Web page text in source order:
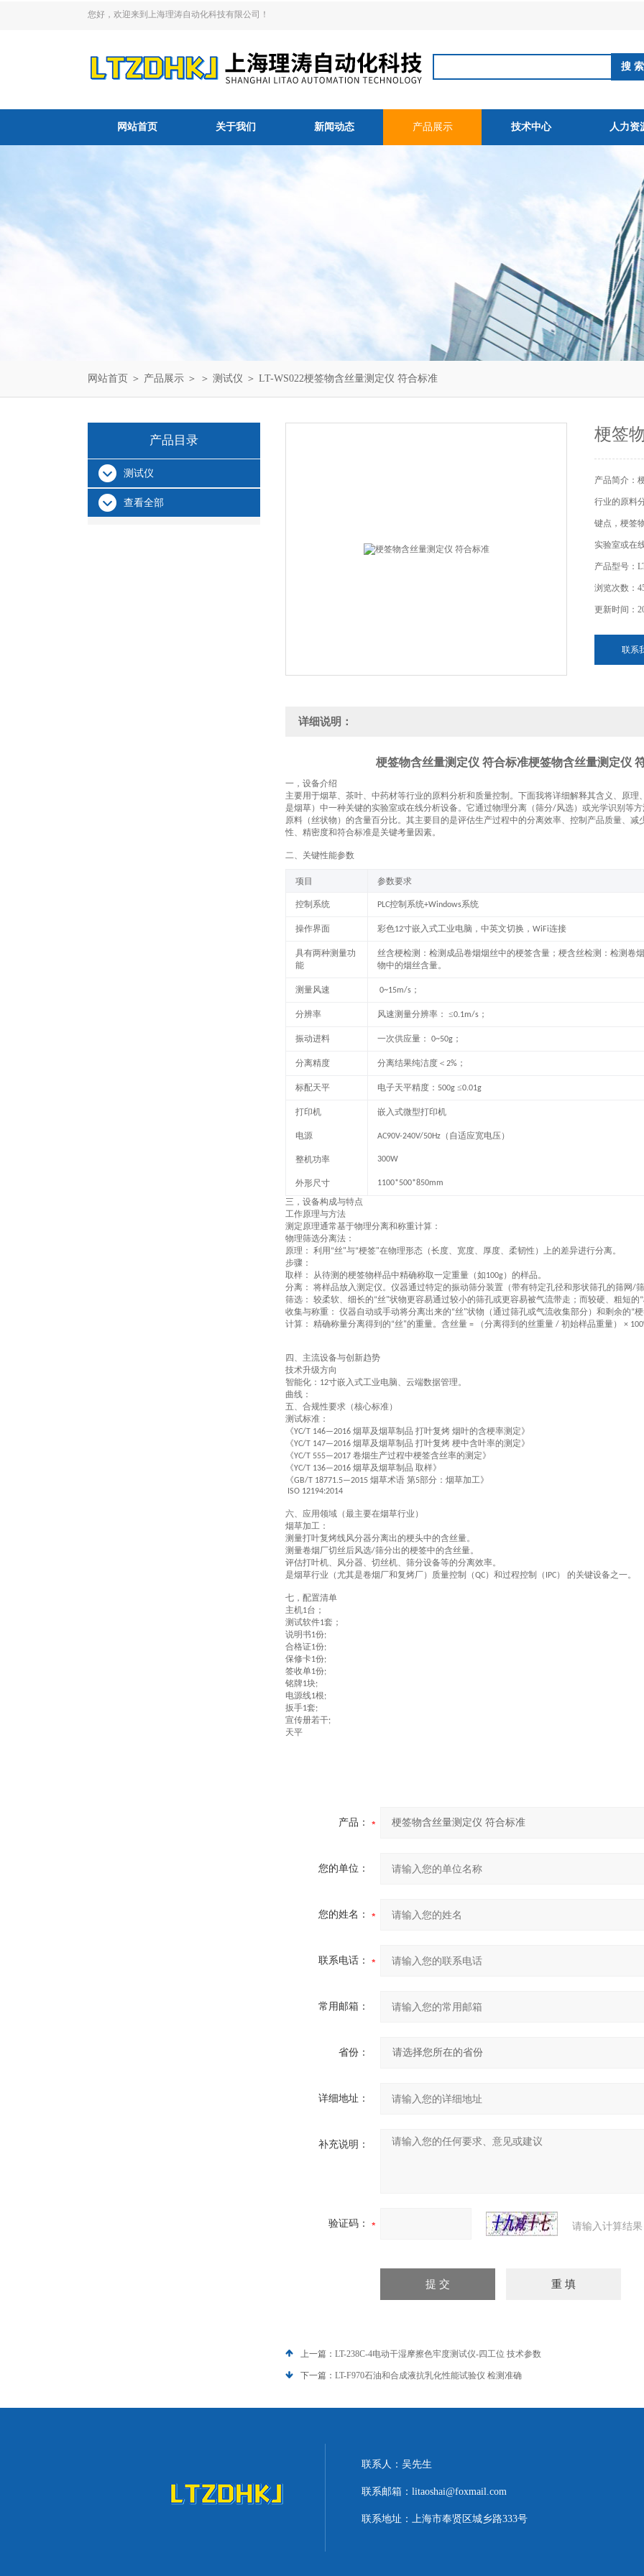
您好，欢迎来到上海理涛自动化科技有限公司！
网站首页 关于我们 新闻动态 产品展示 技术中心 人力资
网站首页 ＞ 产品展示 ＞ ＞ 测试仪 ＞ LT-WS022梗签物含丝量测定仪 符合标准
产品目录
测试仪
查看全部
梗签
产品简介：
行业的原料
键点，‌梗签
实验室或在
产品型号：
浏览次数：
更新时间：
联系
详细说明：
梗签物含丝量测定仪 符合标准梗签物含丝量测定仪
一， 设备介绍
主要用于烟草、茶叶、中药材等行业的原料分析和质量控制。下面我将详细解释其含义、原理
是烟草）中一种关键的实验室或在线分析设备。它通过物理分离（筛分/风选）或光学识别等
原料（丝状物）的含量百分比。其主要目的是评估生产过程中的分离效率、控制产品质量、减
性、精密度和符合标准是关键考量因素。
二、关键性能参数
项目 参数要求
控制系统 PLC控制系统+Windows系统
操作界面 彩色12寸嵌入式工业电脑，中英文切换， WiFi连接
具有两种测量功
能
丝含梗检测：检测成品卷烟烟丝中的梗签含量；梗含丝检测：检测卷
物中的烟丝含量。
测量风速 0~15m/s ；
分辨率 风速测量分辨率： ≤0.1m/s ；
振动进料 一次供应量： 0~50g ；
分离精度 分离结果纯洁度＜ 2% ；
标配天平 电子天平精度： 500g ≤0.01g
打印机 嵌入式微型打印机
电源 AC90V-240V/50Hz （自适应宽电压）
整机功率 300W
外形尺寸 1100*500*850mm
三， 设备构成与特点
工作原理与方法
测定原理通常基于物理分离和称重计算：
物理筛选分离法：
原理： 利用 “丝"与“梗签"在物理形态（长度、宽度、厚度、柔韧性）上的差异进行分离。
步骤：
取样：
从待测的梗签物样品中精确称取一定重量（如100g）的样品。
分离： 将样品放入测定仪。仪器通过特定的振动筛分装置（带有特定孔径和形状筛孔的筛网/
筛选： 较柔软、细长的“丝"状物更容易通过较小的筛孔或更容易被气流带走；而较硬、粗短的“
收集与称重： 仪器自动或手动将分离出来的“丝"状物（通过筛孔或气流收集部分）和剩余的“
计算： 精确称量分离得到的“丝"的重量。含丝量 = （分离得到的丝重量 / 初始样品重量） ×
四、主流设备与创新趋势
技术升级方向
智能化 ： 12寸嵌入式工业电脑、云端数据管理。
曲线：
五、 合规性要求（核心标准）
测试标准：
《YC/T 146—2016 烟草及烟草制品 打叶复烤 烟叶的含梗率测定》
《YC/T 147—2016 烟草及烟草制品 打叶复烤 梗中含叶率的测定》
《YC/T 555—2017 卷烟生产过程中梗签含丝率的测定》
《YC/T 136—2016 烟草及烟草制品 取样》
《GB/T 18771.5—2015 烟草术语 第5部分：烟草加工》
‌ISO 12194:2014
六、 应用领域（最主要在烟草行业）
烟草加工：
测量打叶复烤线风分器分离出的梗头中的含丝量。
测量卷烟厂切丝后风选/筛分出的梗签中的含丝量。
评估打叶机、风分器、切丝机、筛分设备等的分离效率。
是烟草行业（尤其是卷烟厂和复烤厂） 质量控制（QC）和过程控制（ IPC） 的关键设备之一。
七，配置清单
主机1台；
测试软件1套；
说明书1份;
合格证1份;
保修卡1份;
签收单1份;
铭牌1块;
电源线1根;
扳手1套;
宣传册若干;
天平
产品：
您的单位：
您的姓名：
联系电话：
常用邮箱：
省份：
详细地址：
补充说明：
验证码： 请输入计算结
上一篇： LT-238C-4电动干湿摩擦色牢度测试仪-四工位 技术参数
下一篇： LT-F970石油和合成液抗乳化性能试验仪 检测准确
联系人：吴先生
联系邮箱：litaoshai@foxmail.com
联系地址：上海市奉贤区城乡路333号